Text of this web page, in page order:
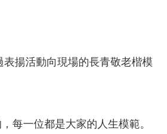
揚活動向現場的長青敬老楷模
每一位都是大家的人生模範。